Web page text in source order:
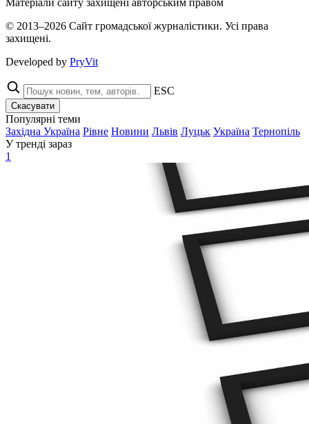
© 2013–2026 Сайт громадської журналістики. Усі права
захищені.
Developed by PryVit
ESC
Скасувати
Популярні теми
Західна Україна Рівне Новини Львів Луцьк Україна Тернопіль
У тренді зараз
1